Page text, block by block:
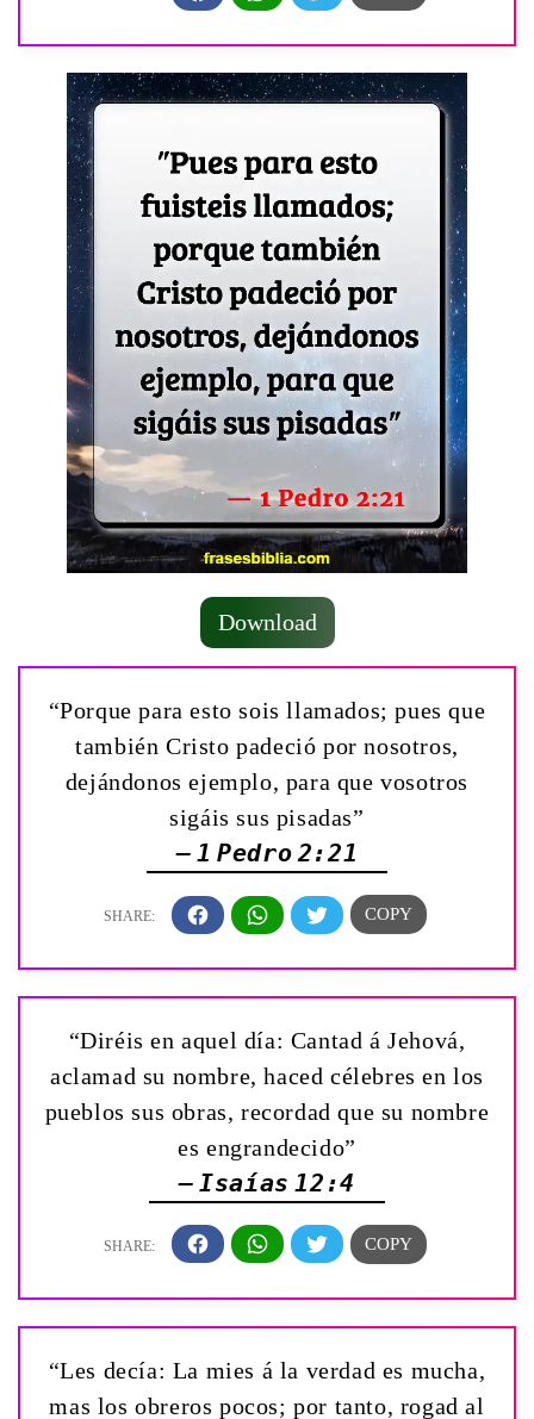
Download
“Porque para esto sois llamados; pues que
también Cristo padeció por nosotros,
dejándonos ejemplo, para que vosotros
sigáis sus pisadas”
— 1 Pedro 2:21
“Diréis en aquel día: Cantad á Jehová,
aclamad su nombre, haced célebres en los
pueblos sus obras, recordad que su nombre
es engrandecido”
— Isaías 12:4
“Les decía: La mies á la verdad es mucha,
mas los obreros pocos; por tanto, rogad al